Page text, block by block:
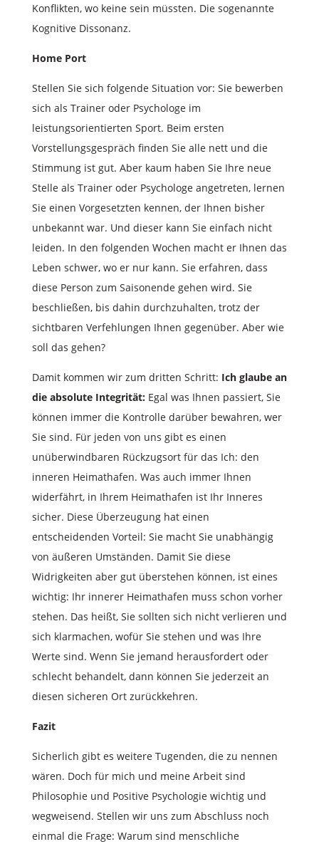
Konflikten, wo keine sein müssten. Die sogenannte
Kognitive Dissonanz.
Home Port
Stellen Sie sich folgende Situation vor: Sie bewerben
sich als Trainer oder Psychologe im
leistungsorientierten Sport. Beim ersten
Vorstellungsgespräch finden Sie alle nett und die
Stimmung ist gut. Aber kaum haben Sie Ihre neue
Stelle als Trainer oder Psychologe angetreten, lernen
Sie einen Vorgesetzten kennen, der Ihnen bisher
unbekannt war. Und dieser kann Sie einfach nicht
leiden. In den folgenden Wochen macht er Ihnen das
Leben schwer, wo er nur kann. Sie erfahren, dass
diese Person zum Saisonende gehen wird. Sie
beschließen, bis dahin durchzuhalten, trotz der
sichtbaren Verfehlungen Ihnen gegenüber. Aber wie
soll das gehen?
Damit kommen wir zum dritten Schritt: Ich glaube an
die absolute Integrität:Egal was Ihnen passiert, Sie
können immer die Kontrolle darüber bewahren, wer
Sie sind. Für jeden von uns gibt es einen
unüberwindbaren Rückzugsort für das Ich: den
inneren Heimathafen. Was auch immer Ihnen
widerfährt, in Ihrem Heimathafen ist Ihr Inneres
sicher. Diese Überzeugung hat einen
entscheidenden Vorteil: Sie macht Sie unabhängig
von äußeren Umständen. Damit Sie diese
Widrigkeiten aber gut überstehen können, ist eines
wichtig: Ihr innerer Heimathafen muss schon vorher
stehen. Das heißt, Sie sollten sich nicht verlieren und
sich klarmachen, wofür Sie stehen und was Ihre
Werte sind. Wenn Sie jemand herausfordert oder
schlecht behandelt, dann können Sie jederzeit an
diesen sicheren Ort zurückkehren.
Fazit
Sicherlich gibt es weitere Tugenden, die zu nennen
wären. Doch für mich und meine Arbeit sind
Philosophie und Positive Psychologie wichtig und
wegweisend. Stellen wir uns zum Abschluss noch
einmal die Frage: Warum sind menschliche